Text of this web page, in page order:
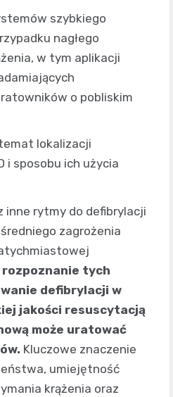
szybkiego
nagłego
w tym aplikacji
o pobliskim
lokalizacji
i sposobu ich użycia
inne rytmy do defibrylacji
zagrożenia
rozpoznanie tych
defibrylacji w
jakości resuscytacją
może uratować
Kluczowe znaczenie
umiejętność
krążenia oraz